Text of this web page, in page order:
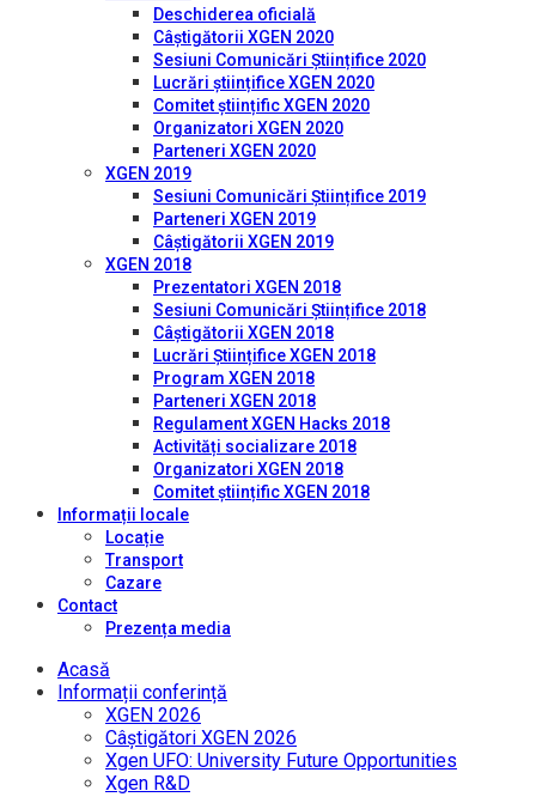
Deschiderea oficială
Câștigătorii XGEN 2020
Sesiuni Comunicări Științifice 2020
Lucrări științifice XGEN 2020
Comitet științific XGEN 2020
Organizatori XGEN 2020
Parteneri XGEN 2020
XGEN 2019
Sesiuni Comunicări Științifice 2019
Parteneri XGEN 2019
Câștigătorii XGEN 2019
XGEN 2018
Prezentatori XGEN 2018
Sesiuni Comunicări Științifice 2018
Câștigătorii XGEN 2018
Lucrări Științifice XGEN 2018
Program XGEN 2018
Parteneri XGEN 2018
Regulament XGEN Hacks 2018
Activități socializare 2018
Organizatori XGEN 2018
Comitet științific XGEN 2018
Informații locale
Locație
Transport
Cazare
Contact
Prezența media
Acasă
Informații conferință
XGEN 2026
Câștigători XGEN 2026
Xgen UFO: University Future Opportunities
Xgen R&D